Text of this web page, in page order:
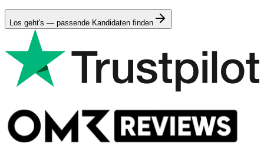
Los geht's — passende Kandidaten finden